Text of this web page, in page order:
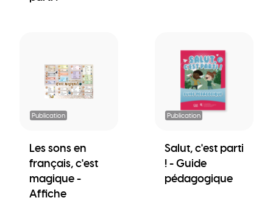
Publication
Les sons en
français, c'est
magique -
Affiche
Publication
Salut, c'est parti
! - Guide
pédagogique